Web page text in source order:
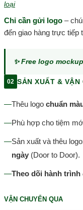
loại
Chỉ cần gửi logo –
đến giao hàng trực tiếp
✨ Free logo
02 SẢN XUẤT & VẬN
—Thêu logo chuẩn
—Phù hợp cho tiệm
—Sản xuất và thêu
ngày (Door to Door).
—Theo dõi hành trình
VẬN CHUYỂN QUA